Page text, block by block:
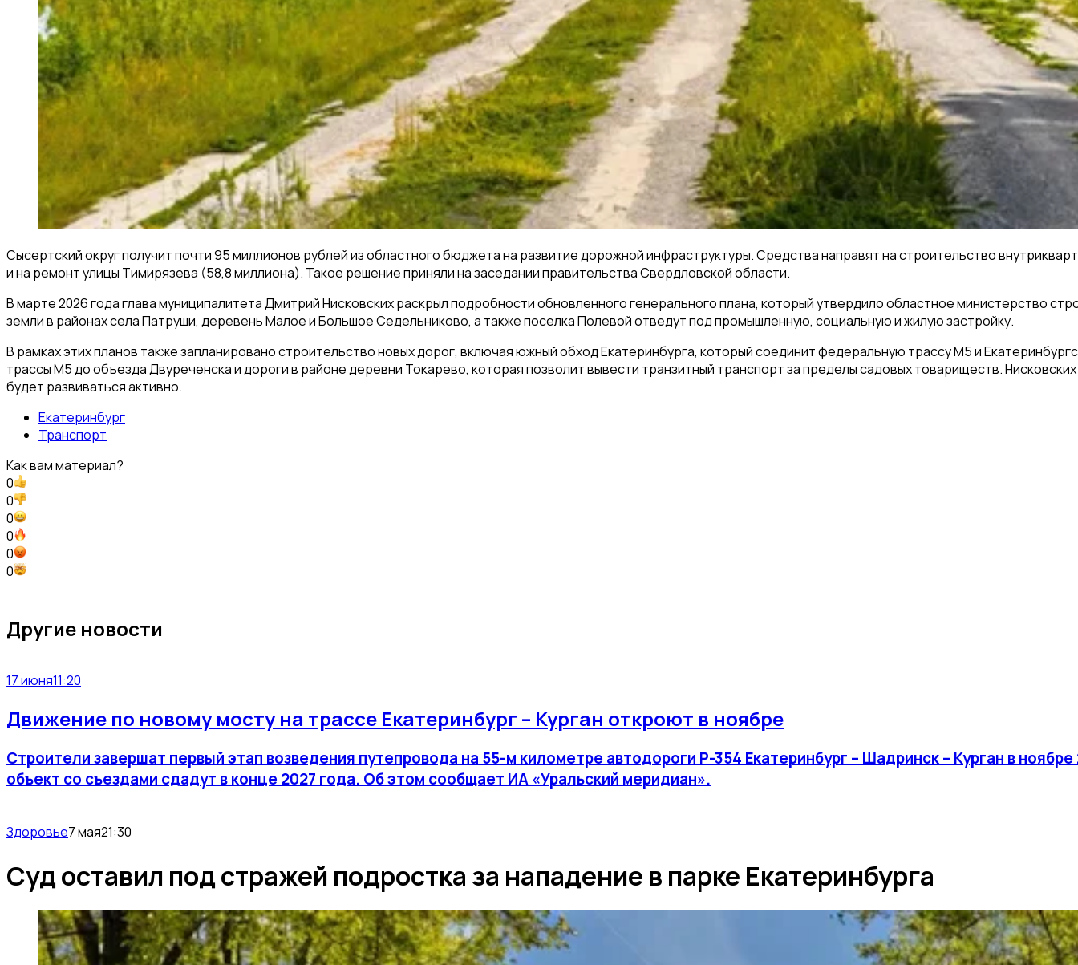
Сысертский округ получит почти 95 миллионов рублей из областного бюджета на развитие дорожной инфраструктуры. Средства направят на строительство
и на ремонт улицы Тимирязева (58,8 миллиона). Такое решение приняли на заседании правительства Свердловской области.
В марте 2026 года глава муниципалитета Дмитрий Нисковских раскрыл подробности обновленного генерального плана, который утвердило областное министерство
земли в районах села Патруши, деревень Малое и Большое Седельниково, а также поселка Полевой отведут под промышленную, социальную и жилую застройку.
В рамках этих планов также запланировано строительство новых дорог, включая южный обход Екатеринбурга, который соединит федеральную трассу М5 и
трассы М5 до объезда Двуреченска и дороги в районе деревни Токарево, которая позволит вывести транзитный транспорт за пределы садовых товариществ.
будет развиваться активно.
Екатеринбург
Транспорт
Как вам материал?
0
0
0
0
0
0
Другие новости
17 июня11:20
Движение по новому мосту на трассе Екатеринбург – Курган откроют в ноябре
Строители завершат первый этап возведения путепровода на 55-м километре автодороги Р-354 Екатеринбург – Шадринск – Курган в
объект со съездами сдадут в конце 2027 года. Об этом сообщает ИА «Уральский меридиан».
Здоровье7 мая21:30
Суд оставил под стражей подростка за нападение в парке Екатеринбурга